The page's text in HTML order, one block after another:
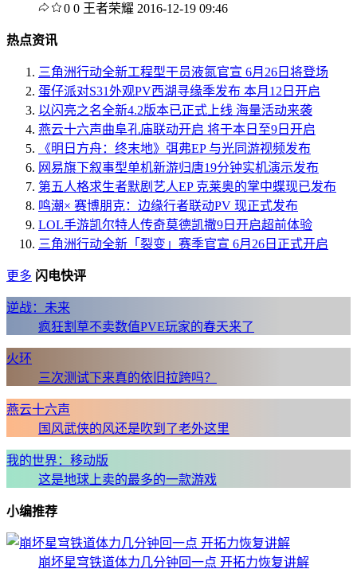
0 0 王者荣耀 2016-12-19 09:46
热点资讯
三角洲行动全新工程型干员液氮官宣 6月26日将登场
蛋仔派对S31外观PV西湖寻缘季发布 本月12日开启
以闪亮之名全新4.2版本已正式上线 海量活动来袭
燕云十六声曲阜孔庙联动开启 将于本日至9日开启
《明日方舟：终末地》弭弗EP 与光同游视频发布
网易旗下叙事型单机新游归唐19分钟实机演示发布
第五人格求生者默剧艺人EP 克莱奥的掌中蝶现已发布
鸣潮× 赛博朋克：边缘行者联动PV 现正式发布
LOL手游凯尔特人传奇莫德凯撒9日开启超前体验
三角洲行动全新「裂变」赛季官宣 6月26日正式开启
更多 闪电快评
逆战：未来
疯狂割草不卖数值PVE玩家的春天来了
火环
三次测试下来真的依旧拉跨吗？
燕云十六声
国风武侠的风还是吹到了老外这里
我的世界：移动版
这是地球上卖的最多的一款游戏
小编推荐
崩坏星穹铁道体力几分钟回一点 开拓力恢复讲解